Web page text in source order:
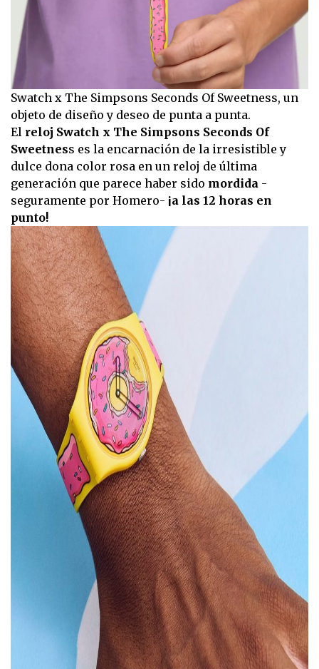
Swatch x The Simpsons Seconds Of Sweetness, un
objeto de diseño y deseo de punta a punta.
El reloj Swatch x The Simpsons Seconds Of
Sweetness es la encarnación de la irresistible y
dulce dona color rosa en un reloj de última
generación que parece haber sido mordida -
seguramente por Homero- ¡a las 12 horas en
punto!